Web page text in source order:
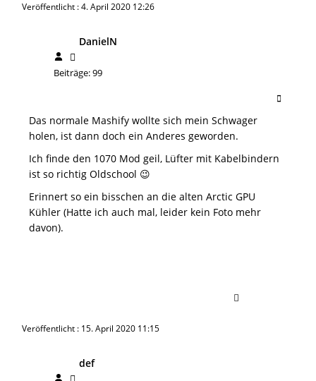
Veröffentlicht : 4. April 2020 12:26
DanielN
Beiträge: 99
Das normale Mashify wollte sich mein Schwager
holen, ist dann doch ein Anderes geworden.
Ich finde den 1070 Mod geil, Lüfter mit Kabelbindern
ist so richtig Oldschool 😉
Erinnert so ein bisschen an die alten Arctic GPU
Kühler (Hatte ich auch mal, leider kein Foto mehr
davon).
Veröffentlicht : 15. April 2020 11:15
def